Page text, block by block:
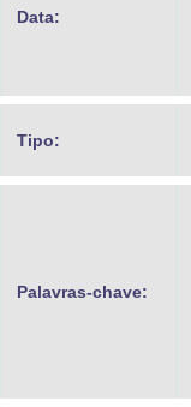
Data:
Tipo:
Palavras-chave: